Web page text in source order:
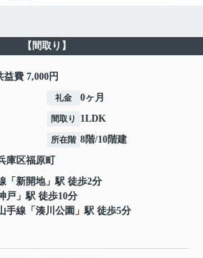
【間取り】
費 7,000円
礼金 0ヶ月
間取り 1LDK
所在階 8階/10階建
庫区福原町
「 新開地」駅 徒歩2分
戸 」駅 徒歩10分
手線 「 湊川公園 」駅 徒歩5分